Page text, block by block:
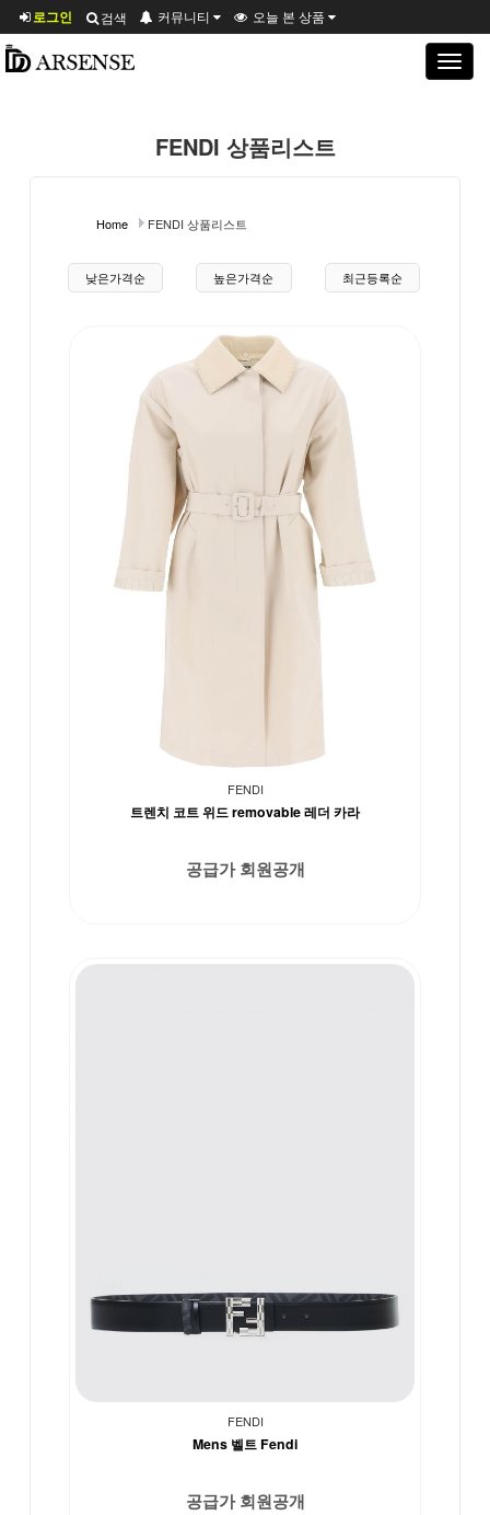
로그인 검색 커뮤니티 오늘 본 상품
Toggle
FENDI 상품리스트
Home FENDI 상품리스트
상품 정렬낮은가격순 높은가격순 최근등록순
FENDI
트렌치 코트 위드 removable 레더 카라
공급가 회원공개
FENDI
Mens 벨트 Fendi
공급가 회원공개